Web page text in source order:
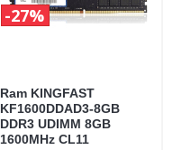
Ram KINGFAST
KF1600DDAD3-8GB
DDR3 UDIMM 8GB
1600MHz CL11
27%